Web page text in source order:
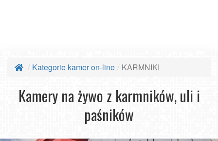
Kategorie kamer on-line KARMNIKI
Kamery na żywo z karmników, uli i
paśników